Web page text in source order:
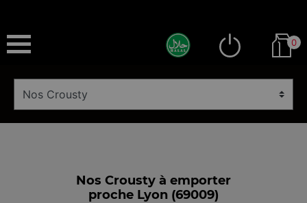
0
Nos Crousty à emporter
proche Lyon (69009)